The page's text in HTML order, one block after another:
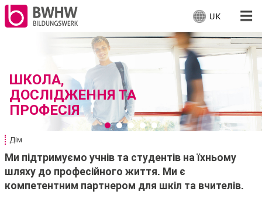
В
и
б
т
ь
м
у
UK
ШКОЛА,
ДОСЛІДЖЕННЯ ТА
ПРОФЕСІЯ
Для компаній
Від нас
Працює
В
и
т
у
т
Дім
Ми підтримуємо учнів та студентів на їхньому
шляху до професійного життя. Ми є
компетентним партнером для шкіл та вчителів.